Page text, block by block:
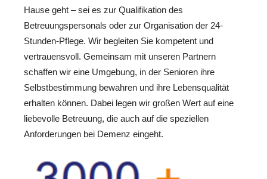
Hause geht – sei es zur Qualifikation des
Betreuungspersonals oder zur Organisation der 24-
Stunden-Pflege. Wir begleiten Sie kompetent und
vertrauensvoll. Gemeinsam mit unseren Partnern
schaffen wir eine Umgebung, in der Senioren ihre
Selbstbestimmung bewahren und ihre Lebensqualität
erhalten können. Dabei legen wir großen Wert auf eine
liebevolle Betreuung, die auch auf die speziellen
Anforderungen bei Demenz eingeht.